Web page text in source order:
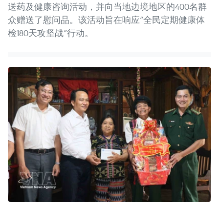
送药及健康咨询活动，并向当地边境地区的400名群
众赠送了慰问品。该活动旨在响应“全民定期健康体
检180天攻坚战”行动。